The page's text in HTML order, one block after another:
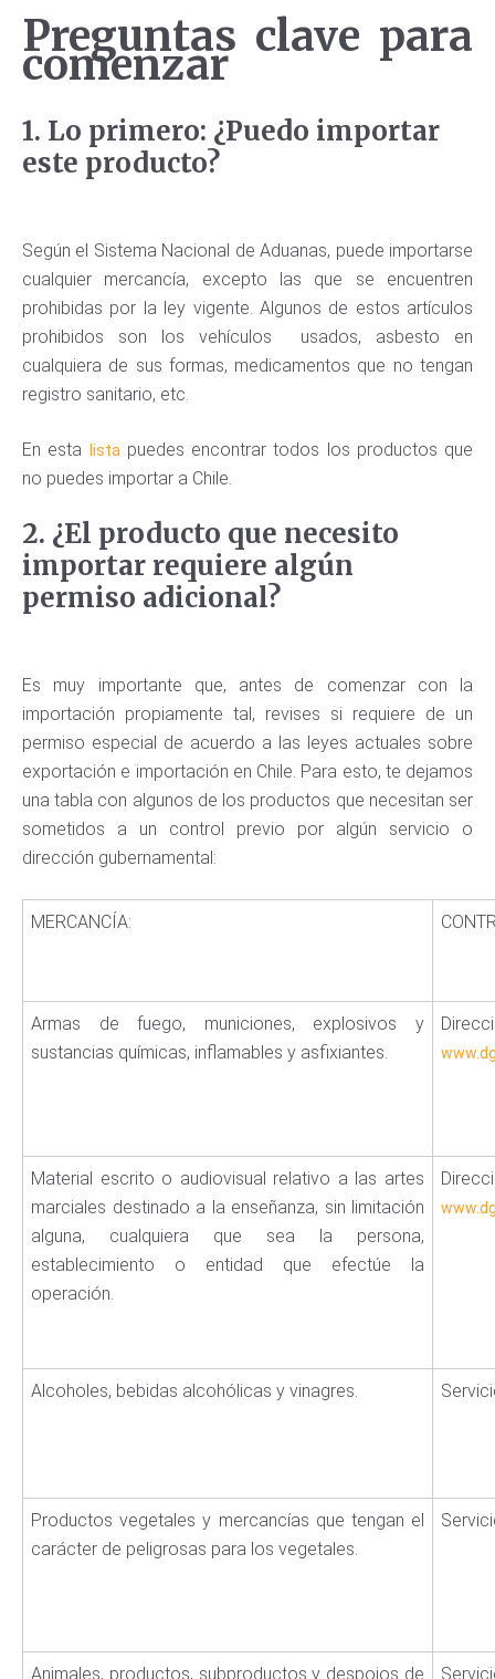
Preguntas clave para
comenzar
1. Lo primero: ¿Puedo importar
este producto?
Según el Sistema Nacional de Aduanas, puede importarse
cualquier mercancía, excepto las que se encuentren
prohibidas por la ley vigente. Algunos de estos artículos
prohibidos son los vehículos usados, asbesto en
cualquiera de sus formas, medicamentos que no tengan
registro sanitario, etc.
En esta listapuedes encontrar todos los productos que
no puedes importar a Chile.
2. ¿El producto que necesito
importar requiere algún
permiso adicional?
Es muy importante que, antes de comenzar con la
importación propiamente tal, revises si requiere de un
permiso especial de acuerdo a las leyes actuales sobre
exportación e importación en Chile. Para esto, te dejamos
una tabla con algunos de los productos que necesitan ser
sometidos a un control previo por algún servicio o
dirección gubernamental:
MERCANCÍA:
Armas de fuego, municiones, explosivos y
sustancias químicas, inflamables y asfixiantes.
Material escrito o audiovisual relativo a las artes
marciales destinado a la enseñanza, sin limitación
alguna, cualquiera que sea la persona,
establecimiento o entidad que efectúe la
operación.
Alcoholes, bebidas alcohólicas y vinagres.
Productos vegetales y mercancías que tengan el
carácter de peligrosas para los vegetales.
Animales, productos, subproductos y despojos de